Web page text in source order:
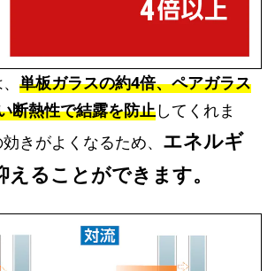
単板ガラスの約4倍、ペアガラス
断熱性で結露を防止してくれま
きがよくなるため、 エネルギ
えることができます。